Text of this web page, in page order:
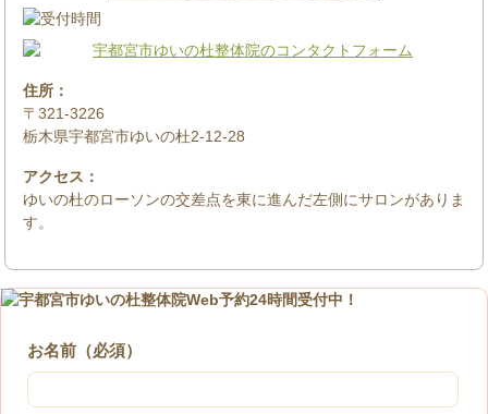
住所：
〒321-3226
栃木県宇都宮市ゆいの杜2-12-28
アクセス：
ゆいの杜のローソンの交差点を東に進んだ左側にサロンがありま
す。
お名前（必須）